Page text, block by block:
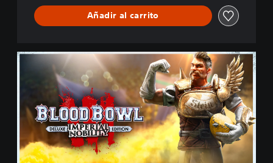
Añadir al carrito
I
N